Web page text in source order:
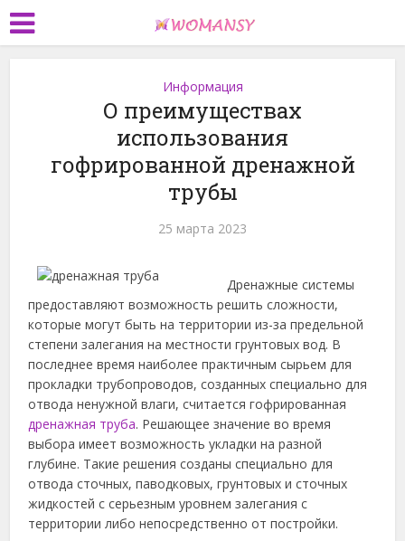
Информация
О преимуществах
использования
гофрированной дренажной
трубы
25 марта 2023
Дренажные системы
предоставляют возможность решить сложности,
которые могут быть на территории из-за предельной
степени залегания на местности грунтовых вод. В
последнее время наиболее практичным сырьем для
прокладки трубопроводов, созданных специально для
отвода ненужной влаги, считается гофрированная
дренажная труба. Решающее значение во время
выбора имеет возможность укладки на разной
глубине. Такие решения созданы специально для
отвода сточных, паводковых, грунтовых и сточных
жидкостей с серьезным уровнем залегания с
территории либо непосредственно от постройки.